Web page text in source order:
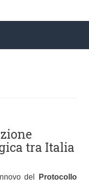
tra Italia
del
Protocollo